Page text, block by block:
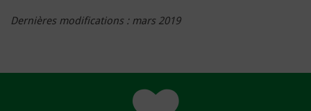
Dernières modifications : mars 2019